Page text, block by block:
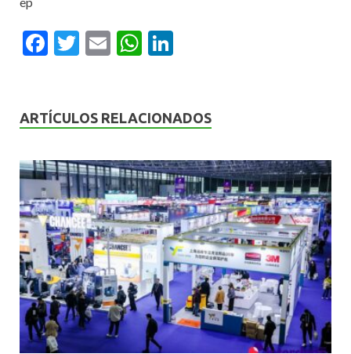
F
b
o
k
T
er
E
l
W
s
p
p
dI
ARTÍCULOS RELACIONADOS